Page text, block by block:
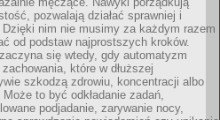
pozwalają działać sprawniej i
nim nie musimy za każdym razem
od podstaw najprostszych kroków.
się wtedy, gdy automatyzm
które w dłuższej
szkodzą zdrowiu, koncentracji albo
Może to być odkładanie zadań,
podjadanie, zarywanie nocy,